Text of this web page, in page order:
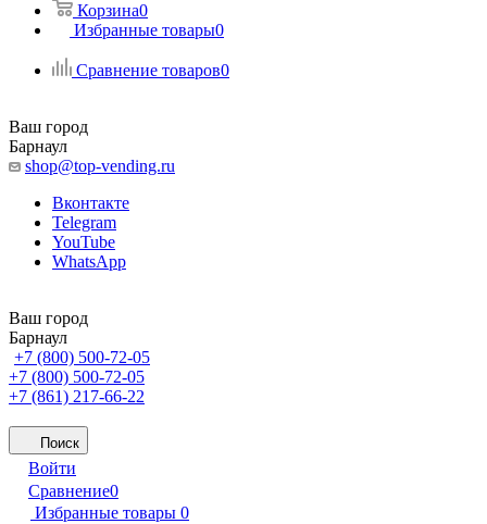
Корзина0
Избранные товары0
Сравнение товаров0
Ваш город
Барнаул
shop@top-vending.ru
Вконтакте
Telegram
YouTube
WhatsApp
Ваш город
Барнаул
+7 (800) 500-72-05
+7 (800) 500-72-05
+7 (861) 217-66-22
Поиск
Войти
Сравнение0
Избранные товары 0